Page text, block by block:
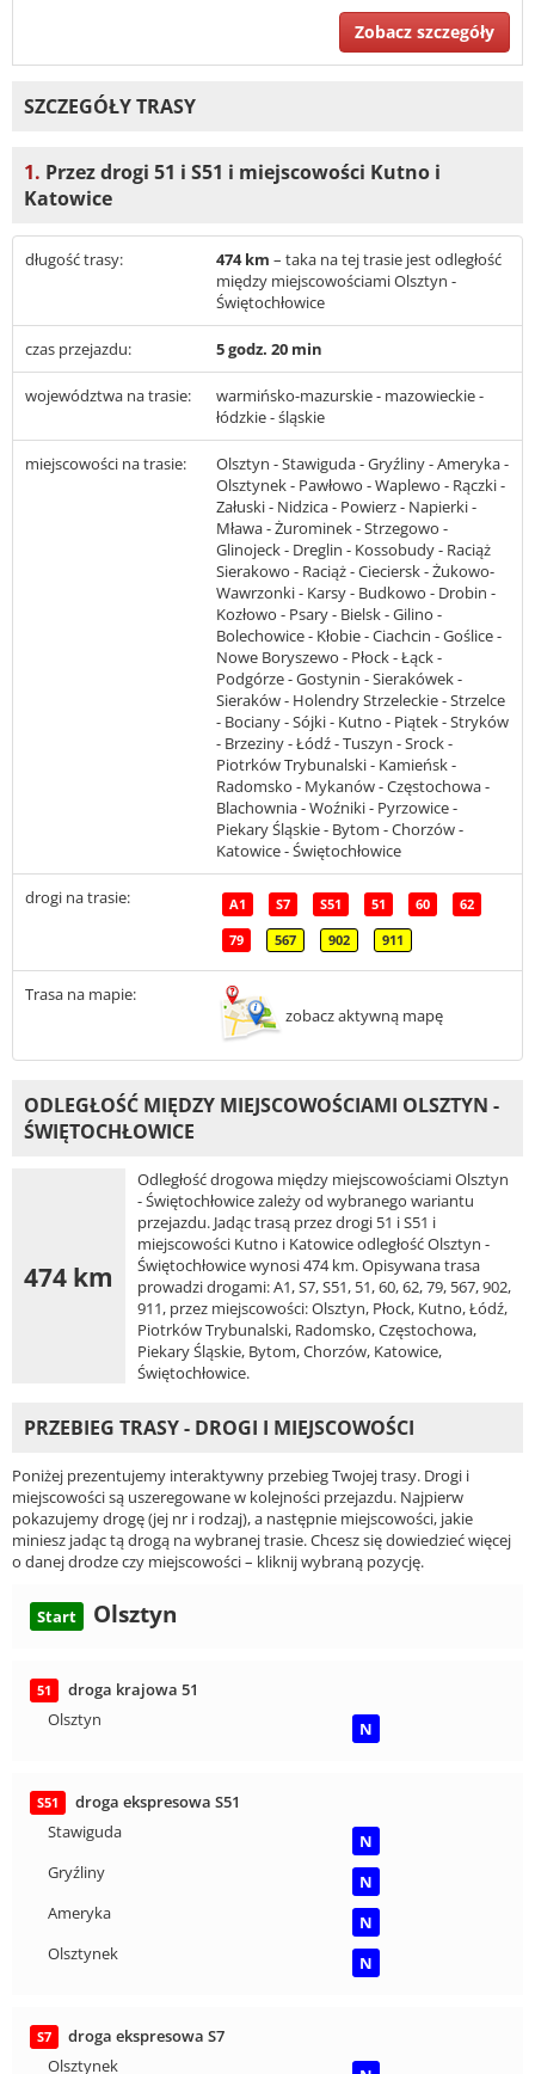
Zobacz szczegóły
SZCZEGÓŁY TRASY
1. Przez drogi 51 i S51 i miejscowości Kutno i
Katowice
długość trasy: 474 km – taka na tej trasie jest odległość
między miejscowościami Olsztyn -
Świętochłowice
czas przejazdu: 5 godz. 20 min
województwa na trasie:
warmińsko-mazurskie - mazowieckie -
łódzkie - śląskie
miejscowości na trasie:
Olsztyn - Stawiguda - Gryźliny - Ameryka -
Olsztynek - Pawłowo - Waplewo - Rączki -
Załuski - Nidzica - Powierz - Napierki -
Mława - Żurominek - Strzegowo -
Glinojeck - Dreglin - Kossobudy - Raciąż
Sierakowo - Raciąż - Cieciersk - Żukowo-
Wawrzonki - Karsy - Budkowo - Drobin -
Kozłowo - Psary - Bielsk - Gilino -
Bolechowice - Kłobie - Ciachcin - Goślice -
Nowe Boryszewo - Płock - Łąck -
Podgórze - Gostynin - Sierakówek -
Sieraków - Holendry Strzeleckie - Strzelce
- Bociany - Sójki - Kutno - Piątek - Stryków
- Brzeziny - Łódź - Tuszyn - Srock -
Piotrków Trybunalski - Kamieńsk -
Radomsko - Mykanów - Częstochowa -
Blachownia - Woźniki - Pyrzowice -
Piekary Śląskie - Bytom - Chorzów -
Katowice - Świętochłowice
drogi na trasie: A1 S7 S51 51 60 62
79 567 902 911
Trasa na mapie:
zobacz aktywną mapę
ODLEGŁOŚĆ MIĘDZY MIEJSCOWOŚCIAMI OLSZTYN -
ŚWIĘTOCHŁOWICE
474 km
Odległość drogowa między miejscowościami Olsztyn
- Świętochłowice zależy od wybranego wariantu
przejazdu. Jadąc trasą przez drogi 51 i S51 i
miejscowości Kutno i Katowice odległość Olsztyn -
Świętochłowice wynosi 474 km. Opisywana trasa
prowadzi drogami: A1, S7, S51, 51, 60, 62, 79, 567, 902,
911, przez miejscowości: Olsztyn, Płock, Kutno, Łódź,
Piotrków Trybunalski, Radomsko, Częstochowa,
Piekary Śląskie, Bytom, Chorzów, Katowice,
Świętochłowice.
PRZEBIEG TRASY - DROGI I MIEJSCOWOŚCI
Poniżej prezentujemy interaktywny przebieg Twojej trasy. Drogi i
miejscowości są uszeregowane w kolejności przejazdu. Najpierw
pokazujemy drogę (jej nr i rodzaj), a następnie miejscowości, jakie
miniesz jadąc tą drogą na wybranej trasie. Chcesz się dowiedzieć więcej
o danej drodze czy miejscowości – kliknij wybraną pozycję.
Start Olsztyn
51
droga krajowa 51
Olsztyn
N
S51
droga ekspresowa S51
Stawiguda
N
Gryźliny
N
Ameryka
N
Olsztynek
N
S7
droga ekspresowa S7
Olsztynek